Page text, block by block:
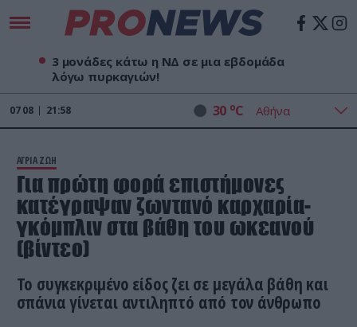
3 μονάδες κάτω η ΝΔ σε μια εβδομάδα
λόγω πυρκαγιών!
07 08 21:58 30 oC
ΑΓΡΙΑ ΖΩΗ
Για πρώτη φορά επιστήμονες
κατέγραψαν ζωντανό καρχαρία-
γκόμπλιν στα βάθη του ωκεανού
(βίντεο)
Το συγκεκριμένο είδος ζει σε μεγάλα βάθη και
σπάνια γίνεται αντιληπτό από τον άνθρωπο